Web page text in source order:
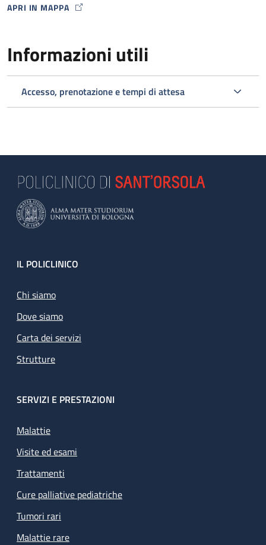
APRI IN MAPPA
MAP ICON
Informazioni utili
Accesso, prenotazione e tempi di attesa
Footer
IL POLICLINICO
Chi siamo
Dove siamo
Carta dei servizi
Strutture
SERVIZI E PRESTAZIONI
Malattie
Visite ed esami
Trattamenti
Cure palliative pediatriche
Tumori rari
Malattie rare